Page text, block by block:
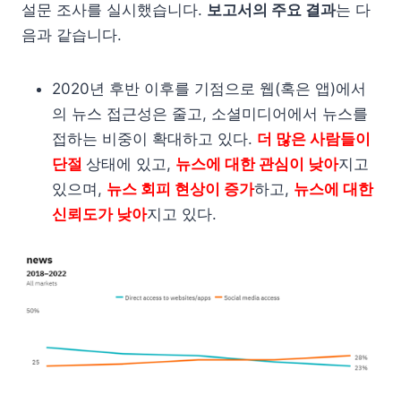
설문 조사를 실시했습니다. 보고서의 주요 결과는 다
음과 같습니다.
2020년 후반 이후를 기점으로 웹(혹은 앱)에서
의 뉴스 접근성은 줄고, 소셜미디어에서 뉴스를
접하는 비중이 확대하고 있다. 더 많은 사람들이
단절 상태에 있고, 뉴스에 대한 관심이 낮아지고
있으며, 뉴스 회피 현상이 증가하고, 뉴스에 대한
신뢰도가 낮아지고 있다.